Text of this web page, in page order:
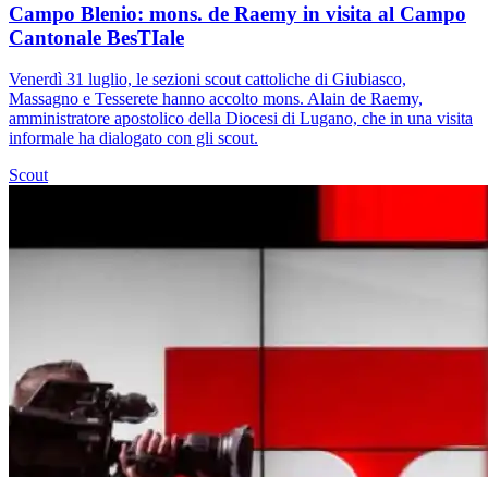
Campo Blenio: mons. de Raemy in visita al Campo
Cantonale BesTIale
Venerdì 31 luglio, le sezioni scout cattoliche di Giubiasco,
Massagno e Tesserete hanno accolto mons. Alain de Raemy,
amministratore apostolico della Diocesi di Lugano, che in una visita
informale ha dialogato con gli scout.
Scout